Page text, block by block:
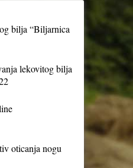
bilja “Biljarnica
lekovitog bilja
oticanja nogu